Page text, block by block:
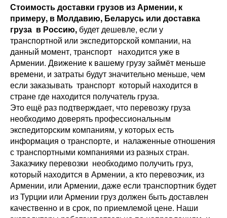
Стоимость доставки грузов из Армении, к
примеру, в Молдавию, Беларусь или доставка
груза в Россию, будет дешевле, если у
транспортной или экспедиторской компании, на
данный момент, транспорт находится уже в
Армении. Движение к вашему грузу займёт меньше
времени, и затраты будут значительно меньше, чем
если заказывать транспорт который находится в
стране где находится получатель груза.
Это ещё раз подтверждает, что перевозку груза
необходимо доверять профессиональным
экспедиторским компаниям, у которых есть
информация о транспорте, и налаженные отношения
с транспортными компаниями из разных стран.
Заказчику перевозки необходимо получить груз,
который находится в Армении, а кто перевозчик, из
Армении, или Армении, даже если транспортник будет
из Турции или Армении груз должен быть доставлен
качественно и в срок, по приемлемой цене. Наши